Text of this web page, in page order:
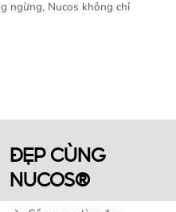
ngừng, Nucos không chỉ
ĐẸP CÙNG
NUCOS®